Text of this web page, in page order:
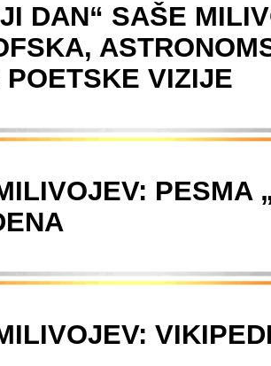
DAN“ SAŠE
POETSKE VIZIJE
PESMA